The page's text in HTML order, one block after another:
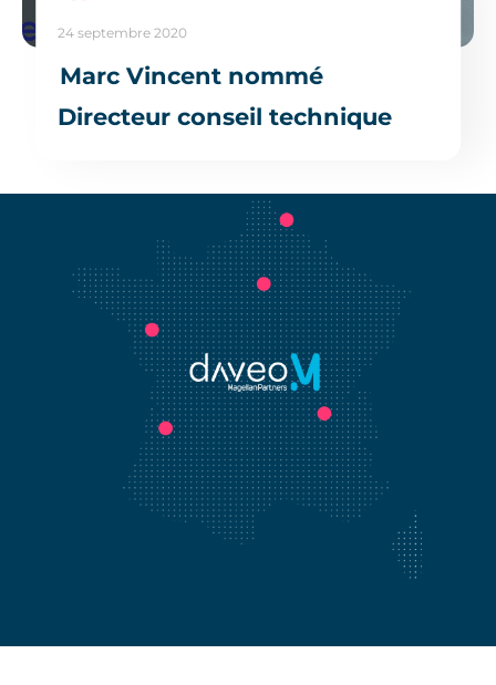
24 septembre 2020
Marc Vincent nommé
Directeur conseil technique